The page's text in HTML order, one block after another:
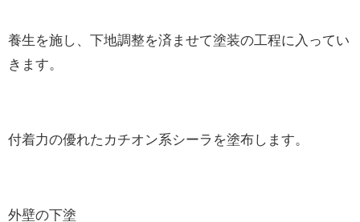
養生を施し、下地調整を済ませて塗装の工程に入ってい
きます。
付着力の優れたカチオン系シーラを塗布します。
外壁の下塗